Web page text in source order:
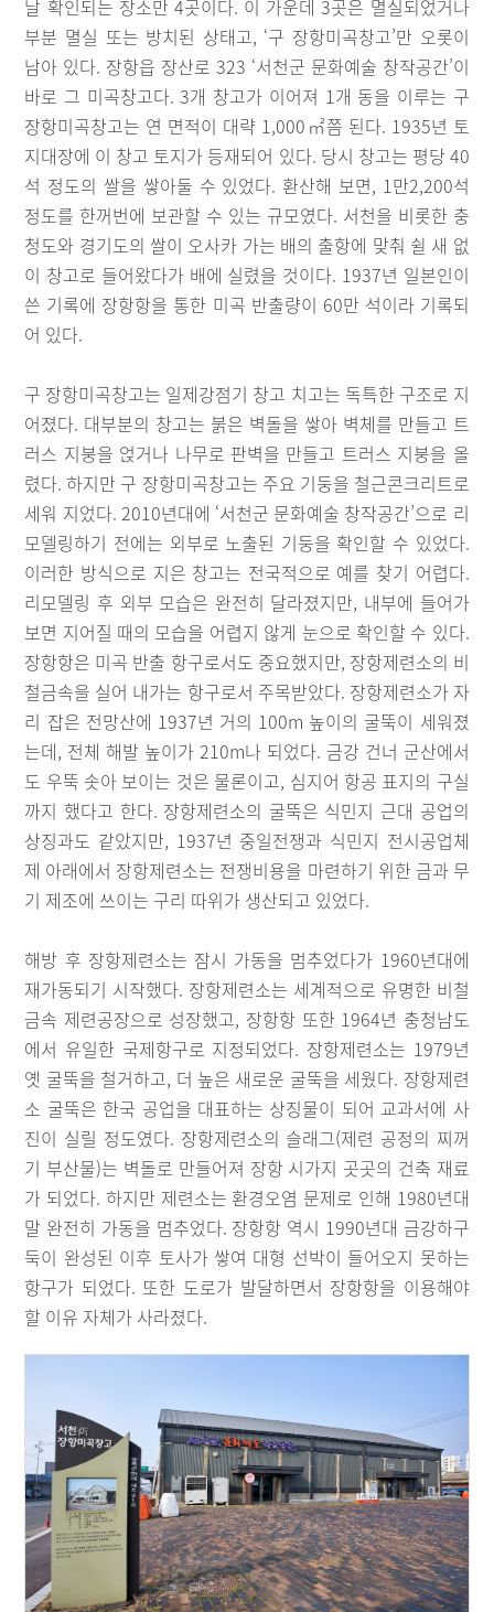
날 확인되는 장소만 4곳이다. 이 가운데 3곳은 멸실되었거나
부분 멸실 또는 방치된 상태고, ‘구 장항미곡창고’만 오롯이
남아 있다. 장항읍 장산로 323 ‘서천군 문화예술 창작공간’이
바로 그 미곡창고다. 3개 창고가 이어져 1개 동을 이루는 구
장항미곡창고는 연 면적이 대략 1,000㎡쯤 된다. 1935년 토
지대장에 이 창고 토지가 등재되어 있다. 당시 창고는 평당 40
석 정도의 쌀을 쌓아둘 수 있었다. 환산해 보면, 1만2,200석
정도를 한꺼번에 보관할 수 있는 규모였다. 서천을 비롯한 충
청도와 경기도의 쌀이 오사카 가는 배의 출항에 맞춰 쉴 새 없
이 창고로 들어왔다가 배에 실렸을 것이다. 1937년 일본인이
쓴 기록에 장항항을 통한 미곡 반출량이 60만 석이라 기록되
어 있다.
구 장항미곡창고는 일제강점기 창고 치고는 독특한 구조로 지
어졌다. 대부분의 창고는 붉은 벽돌을 쌓아 벽체를 만들고 트
러스 지붕을 얹거나 나무로 판벽을 만들고 트러스 지붕을 올
렸다. 하지만 구 장항미곡창고는 주요 기둥을 철근콘크리트로
세워 지었다. 2010년대에 ‘서천군 문화예술 창작공간’으로 리
모델링하기 전에는 외부로 노출된 기둥을 확인할 수 있었다.
이러한 방식으로 지은 창고는 전국적으로 예를 찾기 어렵다.
리모델링 후 외부 모습은 완전히 달라졌지만, 내부에 들어가
보면 지어질 때의 모습을 어렵지 않게 눈으로 확인할 수 있다.
장항항은 미곡 반출 항구로서도 중요했지만, 장항제련소의 비
철금속을 실어 내가는 항구로서 주목받았다. 장항제련소가 자
리 잡은 전망산에 1937년 거의 100m 높이의 굴뚝이 세워졌
는데, 전체 해발 높이가 210m나 되었다. 금강 건너 군산에서
도 우뚝 솟아 보이는 것은 물론이고, 심지어 항공 표지의 구실
까지 했다고 한다. 장항제련소의 굴뚝은 식민지 근대 공업의
상징과도 같았지만, 1937년 중일전쟁과 식민지 전시공업체
제 아래에서 장항제련소는 전쟁비용을 마련하기 위한 금과 무
기 제조에 쓰이는 구리 따위가 생산되고 있었다.
해방 후 장항제련소는 잠시 가동을 멈추었다가 1960년대에
재가동되기 시작했다. 장항제련소는 세계적으로 유명한 비철
금속 제련공장으로 성장했고, 장항항 또한 1964년 충청남도
에서 유일한 국제항구로 지정되었다. 장항제련소는 1979년
옛 굴뚝을 철거하고, 더 높은 새로운 굴뚝을 세웠다. 장항제련
소 굴뚝은 한국 공업을 대표하는 상징물이 되어 교과서에 사
진이 실릴 정도였다. 장항제련소의 슬래그(제련 공정의 찌꺼
기 부산물)는 벽돌로 만들어져 장항 시가지 곳곳의 건축 재료
가 되었다. 하지만 제련소는 환경오염 문제로 인해 1980년대
말 완전히 가동을 멈추었다. 장항항 역시 1990년대 금강하구
둑이 완성된 이후 토사가 쌓여 대형 선박이 들어오지 못하는
항구가 되었다. 또한 도로가 발달하면서 장항항을 이용해야
할 이유 자체가 사라졌다.